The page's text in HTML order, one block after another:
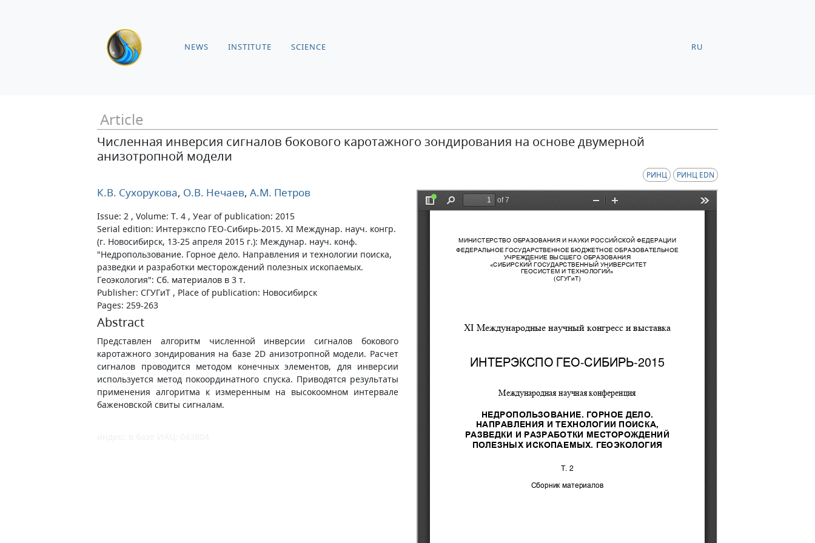
NEWS INSTITUTE SCIENCE RU
Article
Численная инверсия сигналов бокового каротажного зондирования на основе двумерной
анизотропной модели
РИНЦ РИНЦ EDN
К.В. Сухорукова, О.В. Нечаев, А.М. Петров
Issue: 2 , Volume: Т. 4 , Уear of publication: 2015
Serial edition: Интерэкспо ГЕО-Сибирь-2015. XI Междунар. науч. конгр.
(г. Новосибирск, 13-25 апреля 2015 г.): Междунар. науч. конф.
"Недропользование. Горное дело. Направления и технологии поиска,
разведки и разработки месторождений полезных ископаемых.
Геоэкология": Сб. материалов в 3 т.
Publisher: СГУГиТ , Place of publication: Новосибирск
Pages: 259-263
Abstract
Представлен алгоритм численной инверсии сигналов бокового
каротажного зондирования на базе 2D анизотропной модели. Расчет
сигналов проводится методом конечных элементов, для инверсии
используется метод покоординатного спуска. Приводятся результаты
применения алгоритма к измеренным на высокоомном интервале
баженовской свиты сигналам.